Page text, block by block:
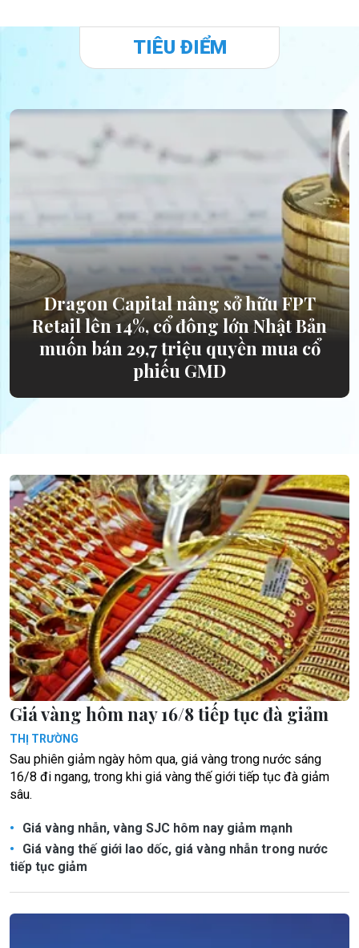
TIÊU ĐIỂM
Dragon Capital nâng sở hữu FPT
Retail lên 14%, cổ đông lớn Nhật Bản
muốn bán 29,7 triệu quyền mua cổ
phiếu GMD
Giá vàng hôm nay 16/8 tiếp tục đà giảm
THỊ TRƯỜNG
Sau phiên giảm ngày hôm qua, giá vàng trong nước sáng
16/8 đi ngang, trong khi giá vàng thế giới tiếp tục đà giảm
sâu.
Giá vàng nhẫn, vàng SJC hôm nay giảm mạnh
Giá vàng thế giới lao dốc, giá vàng nhẫn trong nước
tiếp tục giảm